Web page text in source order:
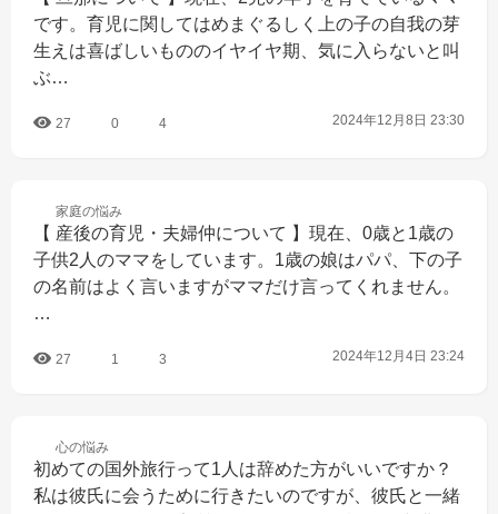
です。育児に関してはめまぐるしく上の子の自我の芽
生えは喜ばしいもののイヤイヤ期、気に入らないと叫
ぶ…
27 0 4 2024年12月8日 23:30
家庭の悩み
【 産後の育児・夫婦仲について 】現在、0歳と1歳の
子供2人のママをしています。1歳の娘はパパ、下の子
の名前はよく言いますがママだけ言ってくれません。
…
27 1 3 2024年12月4日 23:24
心の悩み
初めての国外旅行って1人は辞めた方がいいですか？
私は彼氏に会うために行きたいのですが、彼氏と一緒